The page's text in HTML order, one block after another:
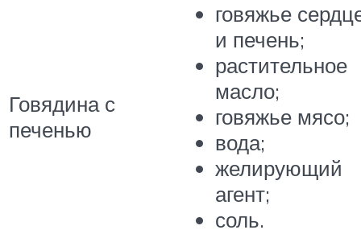
Говядина с
печенью
говяжье
и печень;
растительное
масло;
говяжье мясо;
вода;
желирующий
агент;
соль.